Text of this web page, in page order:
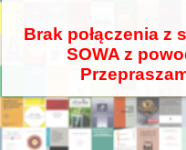
Brak połączenia z
SOWA z